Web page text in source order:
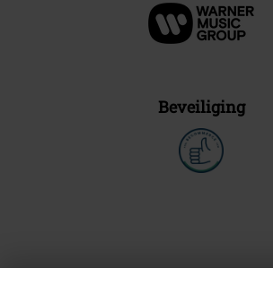
Beveiliging